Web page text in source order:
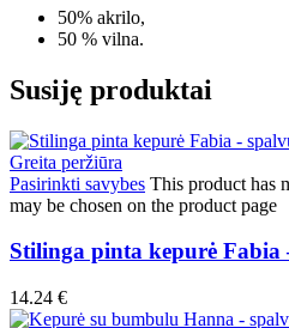
50% akrilo,
50 % vilna.
Susiję produktai
Greita peržiūra
Pasirinkti savybes This product has
may be chosen on the product page
Stilinga pinta kepurė Fabia
14.24 €